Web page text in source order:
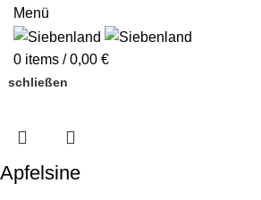
Menü
0 items / 0,00 €
schließen
Apfelsine